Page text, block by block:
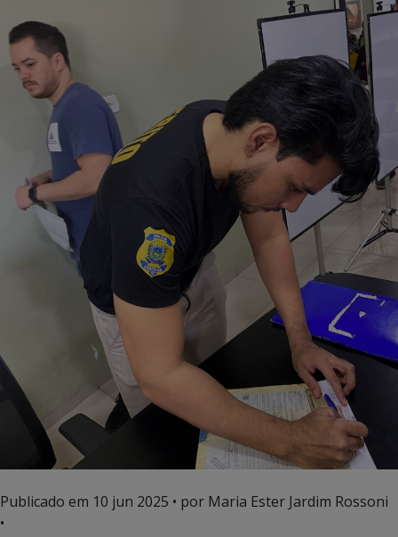
Publicado em 10 jun 2025 • por Maria Ester Jardim Rossoni
•